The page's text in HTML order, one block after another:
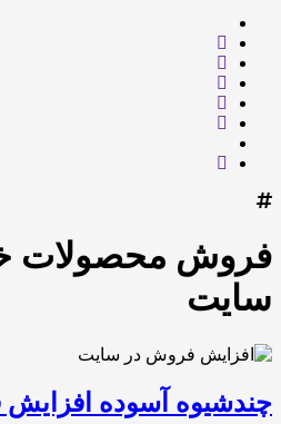
فروش محصولات
سایت
چندشیوه آسوده